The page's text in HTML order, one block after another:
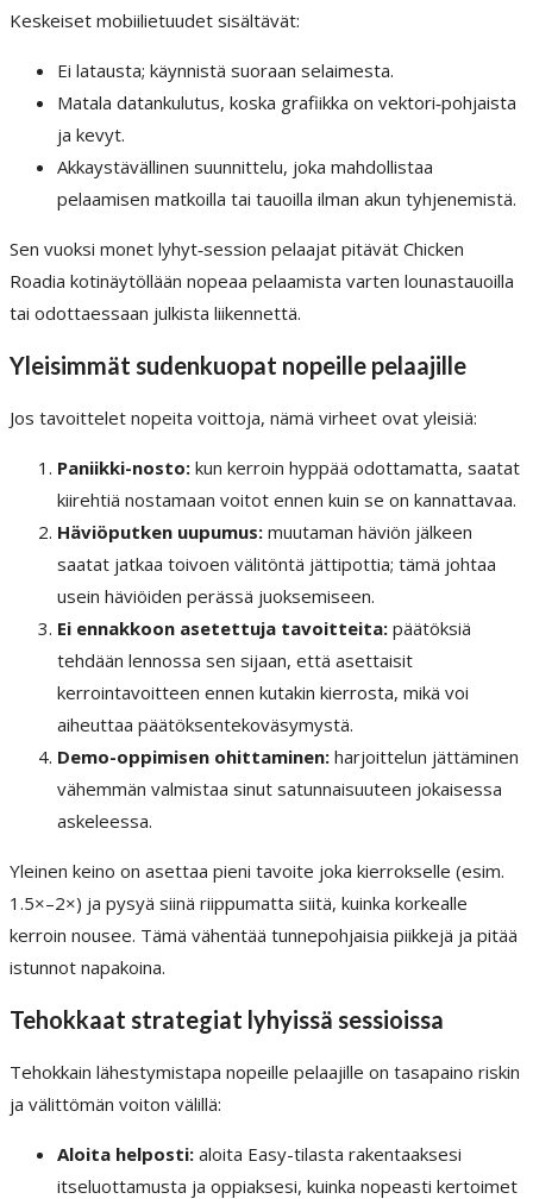
Keskeiset mobiilietuudet sisältävät:
Ei latausta; käynnistä suoraan selaimesta.
Matala datankulutus, koska grafiikka on vektori‑pohjaista
ja kevyt.
Akkaystävällinen suunnittelu, joka mahdollistaa
pelaamisen matkoilla tai tauoilla ilman akun tyhjenemistä.
Sen vuoksi monet lyhyt‑session pelaajat pitävät Chicken
Roadia kotinäytöllään nopeaa pelaamista varten lounastauoilla
tai odottaessaan julkista liikennettä.
Yleisimmät sudenkuopat nopeille pelaajille
Jos tavoittelet nopeita voittoja, nämä virheet ovat yleisiä:
Paniikki-nosto: kun kerroin hyppää odottamatta, saatat
kiirehtiä nostamaan voitot ennen kuin se on kannattavaa.
Häviöputken uupumus: muutaman häviön jälkeen
saatat jatkaa toivoen välitöntä jättipottia; tämä johtaa
usein häviöiden perässä juoksemiseen.
Ei ennakkoon asetettuja tavoitteita: päätöksiä
tehdään lennossa sen sijaan, että asettaisit
kerrointavoitteen ennen kutakin kierrosta, mikä voi
aiheuttaa päätöksentekoväsymystä.
Demo-oppimisen ohittaminen: harjoittelun jättäminen
vähemmän valmistaa sinut satunnaisuuteen jokaisessa
askeleessa.
Yleinen keino on asettaa pieni tavoite joka kierrokselle (esim.
1.5×–2×) ja pysyä siinä riippumatta siitä, kuinka korkealle
kerroin nousee. Tämä vähentää tunnepohjaisia piikkejä ja pitää
istunnot napakoina.
Tehokkaat strategiat lyhyissä sessioissa
Tehokkain lähestymistapa nopeille pelaajille on tasapaino riskin
ja välittömän voiton välillä:
Aloita helposti: aloita Easy-tilasta rakentaaksesi
itseluottamusta ja oppiaksesi, kuinka nopeasti kertoimet